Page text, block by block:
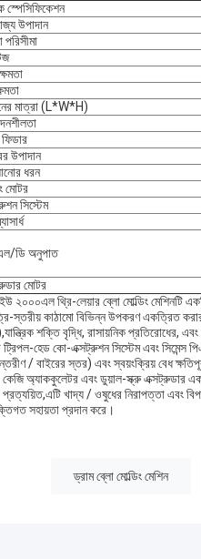
স্পেসিফিকেশন
উপাদান
পরিসীমা
মাত্রা (L*W*H)
উপাদান
ধরন
মোটর
সিস্টেম
ডি অনুপাত
মোটর
২০০০এল থ্রি-লেয়ার ব্লো মোল্ডিং মেশিনটি
স্তরীয় কাঠামো বিভিন্ন উপকরণ একত্রিত
শক্তি বৃদ্ধি, রাসায়নিক প্রতিরোধের,
হেড কো-এক্সট্রুশন সিস্টেম এবং সিমেন্স
/ বাইরের স্তর) এবং স্বয়ংক্রিয় বেধ
অ্যাককুলেটর এবং ডুয়াল-স্ক্রু এক্সট্রুডার
প্রত্যয়িত,এটি খাদ্য / ওষুধের নিরাপত্তা এবং
সহায়তা প্রদান করে।
ড্রাম ব্লো মোল্ডিং মেশিন